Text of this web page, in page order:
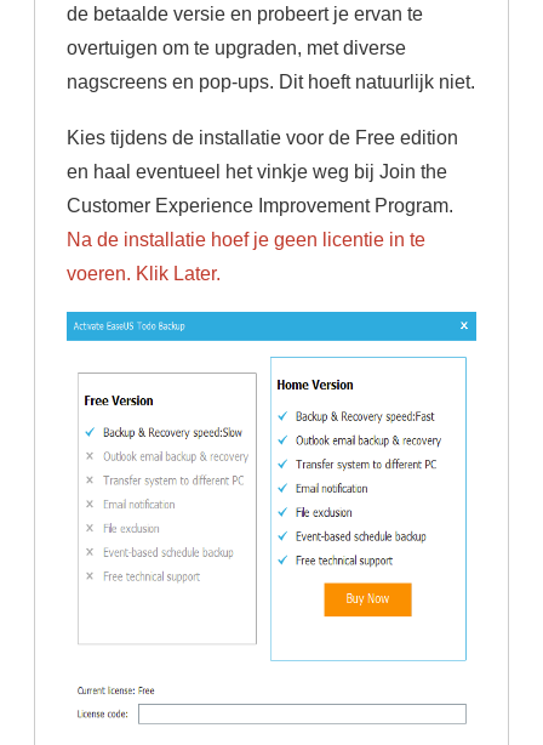
de betaalde versie en probeert je ervan te
overtuigen om te upgraden, met diverse
nagscreens en pop-ups. Dit hoeft natuurlijk niet.
Kies tijdens de installatie voor de Free edition
en haal eventueel het vinkje weg bij Join the
Customer Experience Improvement Program.
Na de installatie hoef je geen licentie in te
voeren. Klik Later.